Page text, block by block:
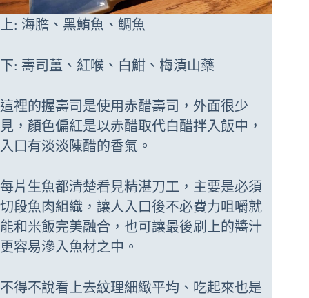
上: 海膽、黑鮪魚、鯛魚
下: 壽司薑、紅喉、白魽、梅漬山藥
這裡的握壽司是使用赤醋壽司，外面很少
見，顏色偏紅是以赤醋取代白醋拌入飯中，
入口有淡淡陳醋的香氣。
每片生魚都清楚看見精湛刀工，主要是必須
切段魚肉組織，讓人入口後不必費力咀嚼就
能和米飯完美融合，也可讓最後刷上的醬汁
更容易滲入魚材之中。
不得不說看上去紋理細緻平均、吃起來也是